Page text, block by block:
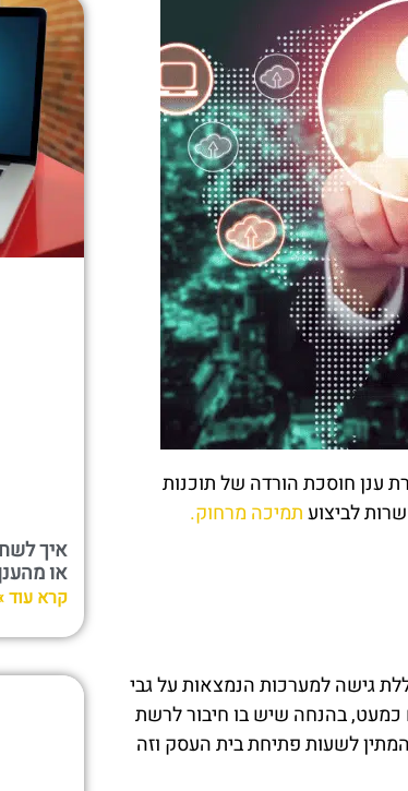
ענן חוסכת הורדה של תוכנות
לביצועתמיכה מרחוק.
גישה למערכות הנמצאות על גבי
כמעט, בהנחה שיש בו חיבור לרשת
לשעות פתיחת בית העסק וזה
או
קרא עוד